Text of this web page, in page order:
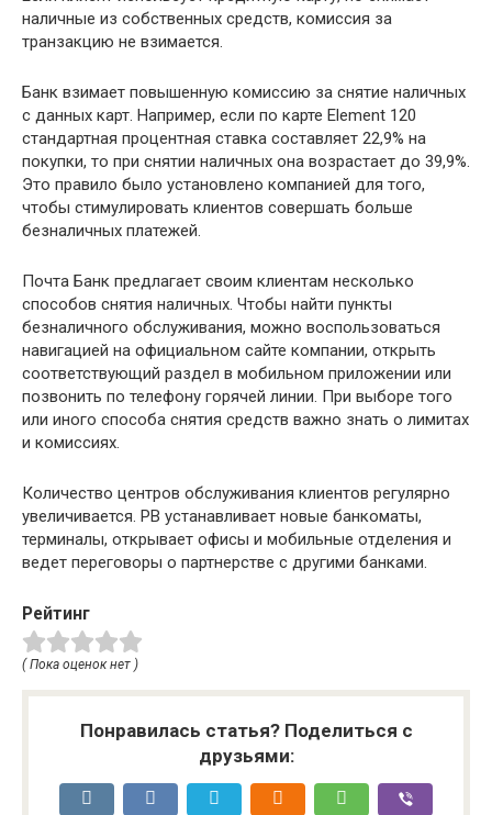
наличные из собственных средств, комиссия за
транзакцию не взимается.
Банк взимает повышенную комиссию за снятие наличных
с данных карт. Например, если по карте Element 120
стандартная процентная ставка составляет 22,9% на
покупки, то при снятии наличных она возрастает до 39,9%.
Это правило было установлено компанией для того,
чтобы стимулировать клиентов совершать больше
безналичных платежей.
Почта Банк предлагает своим клиентам несколько
способов снятия наличных. Чтобы найти пункты
безналичного обслуживания, можно воспользоваться
навигацией на официальном сайте компании, открыть
соответствующий раздел в мобильном приложении или
позвонить по телефону горячей линии. При выборе того
или иного способа снятия средств важно знать о лимитах
и комиссиях.
Количество центров обслуживания клиентов регулярно
увеличивается. PB устанавливает новые банкоматы,
терминалы, открывает офисы и мобильные отделения и
ведет переговоры о партнерстве с другими банками.
Рейтинг
( Пока оценок нет )
Понравилась статья? Поделиться с
друзьями: